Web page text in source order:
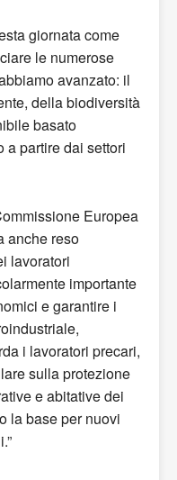
giornata come
le numerose
avanzato: il
della biodiversità
basato
a partire dai settori
Europea
anche reso
lavoratori
importante
e garantire i
i lavoratori precari,
sulla protezione
e abitative dei
la base per nuovi